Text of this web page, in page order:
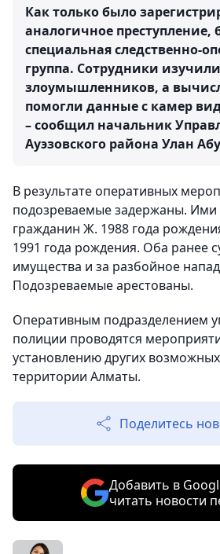
Как только было
аналогичное преступление,
специальная следственно-
группа. Сотрудники
злоумышленников, а
помогли данные с камер
– сообщил начальник
Ауэзовского района Улан
В результате оперативных
подозреваемые задержаны. Ими
гражданин Ж. 1988 года
1991 года рождения. Оба ранее
имущества и за разбойное
Подозреваемые арестованы.
Оперативным подразделением
полиции проводятся
установлению других
территории Алматы.
Поделитесь
Добавить в
читать новости